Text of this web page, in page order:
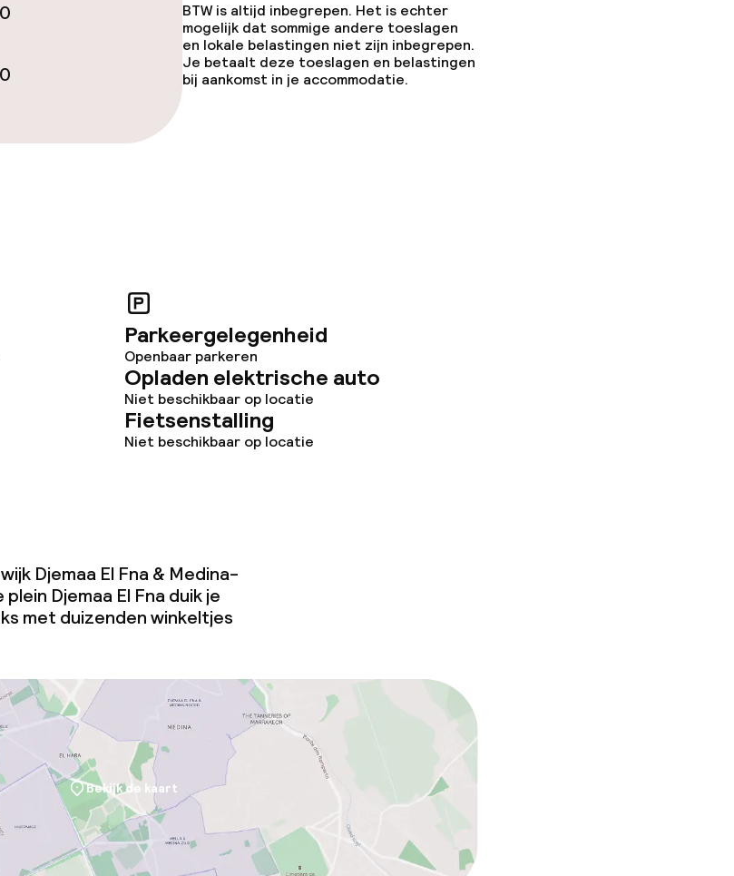
BTW is altijd inbegrepen. Het is echter
mogelijk dat sommige andere toeslagen
en lokale belastingen niet zijn inbegrepen.
Je betaalt deze toeslagen en belastingen
bij aankomst in je accommodatie.
Parkeergelegenheid
Openbaar parkeren
Opladen elektrische auto
Niet beschikbaar op locatie
Fietsenstalling
Niet beschikbaar op locatie
Djemaa El Fna & Medina-
Djemaa El Fna duik je
met duizenden winkeltjes
Bekijk de kaart